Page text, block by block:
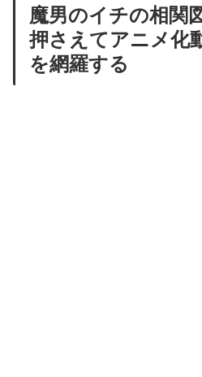
魔男のイチの相関
押さえてアニメ化
を網羅する